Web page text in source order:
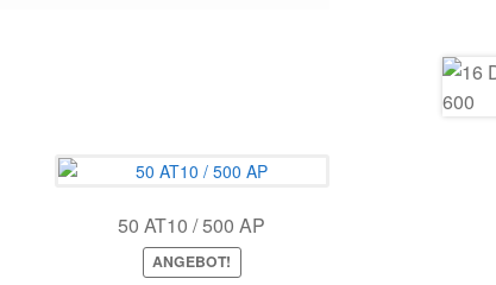
50 AT10 / 500 AP
ANGEBOT!